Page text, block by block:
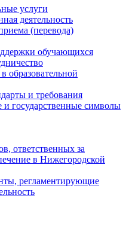
услуги
деятельность
(перевода)
обучающихся
образовательной
и требования
и государственные символы
ответственных за
в Нижегородской
регламентирующие